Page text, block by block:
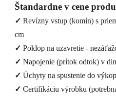
Štandardne v cene
✓ Revízny vstup (komín) s
cm
✓ Poklop na uzavretie -
✓ Napojenie (prítok odtok) v
✓ Úchyty na spustenie do
✓ Certifikáciu výrobku